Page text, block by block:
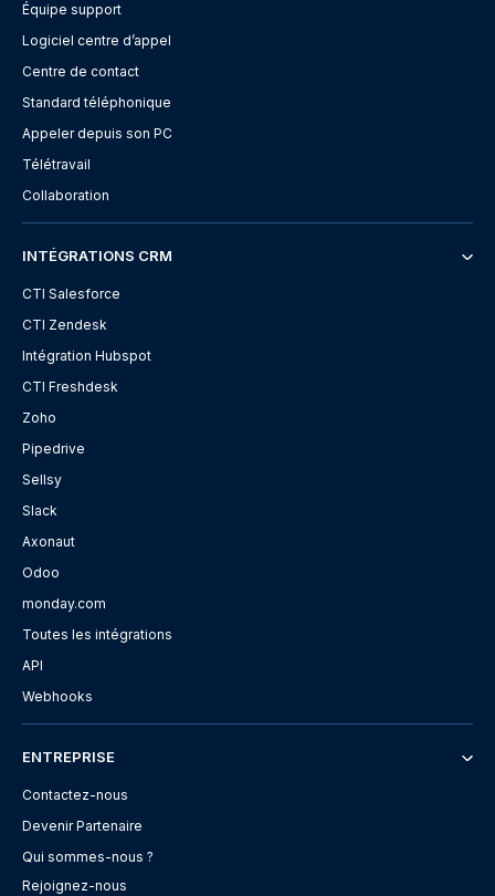
Équipe support
Logiciel centre d’appel
Centre de contact
Standard téléphonique
Appeler depuis son PC
Télétravail
Collaboration
INTÉGRATIONS CRM
CTI Salesforce
CTI Zendesk
Intégration Hubspot
CTI Freshdesk
Zoho
Pipedrive
Sellsy
Slack
Axonaut
Odoo
monday.com
Toutes les intégrations
API
Webhooks
ENTREPRISE
Contactez-nous
Devenir Partenaire
Qui sommes-nous ?
Rejoignez-nous